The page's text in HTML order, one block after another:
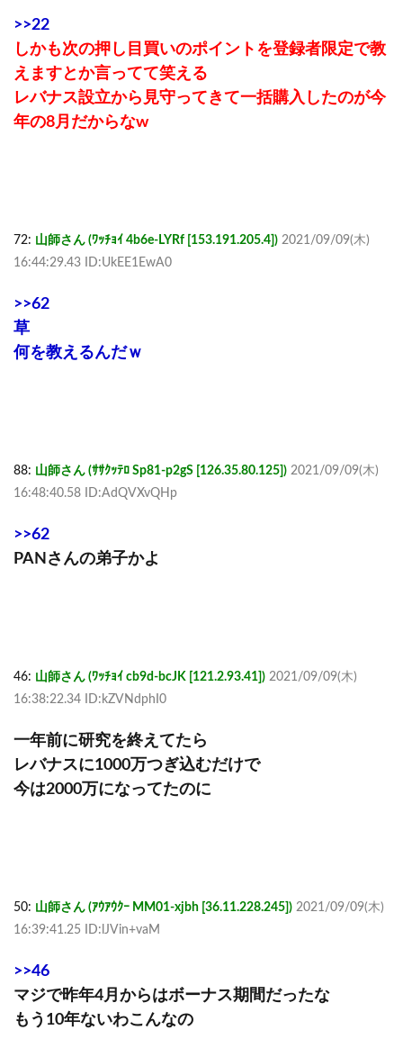
>>22
しかも次の押し目買いのポイントを登録者限定で教
えますとか言ってて笑える
レバナス設立から見守ってきて一括購入したのが今
年の8月だからなw
72: 山師さん (ﾜｯﾁｮｲ 4b6e-LYRf [153.191.205.4]) 2021/09/09(木)
16:44:29.43 ID:UkEE1EwA0
>>62
草
何を教えるんだｗ
88: 山師さん (ｻｻｸｯﾃﾛ Sp81-p2gS [126.35.80.125]) 2021/09/09(木)
16:48:40.58 ID:AdQVXvQHp
>>62
PANさんの弟子かよ
46: 山師さん (ﾜｯﾁｮｲ cb9d-bcJK [121.2.93.41]) 2021/09/09(木)
16:38:22.34 ID:kZVNdphI0
一年前に研究を終えてたら
レバナスに1000万つぎ込むだけで
今は2000万になってたのに
50: 山師さん (ｱｳｱｳｸｰ MM01-xjbh [36.11.228.245]) 2021/09/09(木)
16:39:41.25 ID:lJVin+vaM
>>46
マジで昨年4月からはボーナス期間だったな
もう10年ないわこんなの